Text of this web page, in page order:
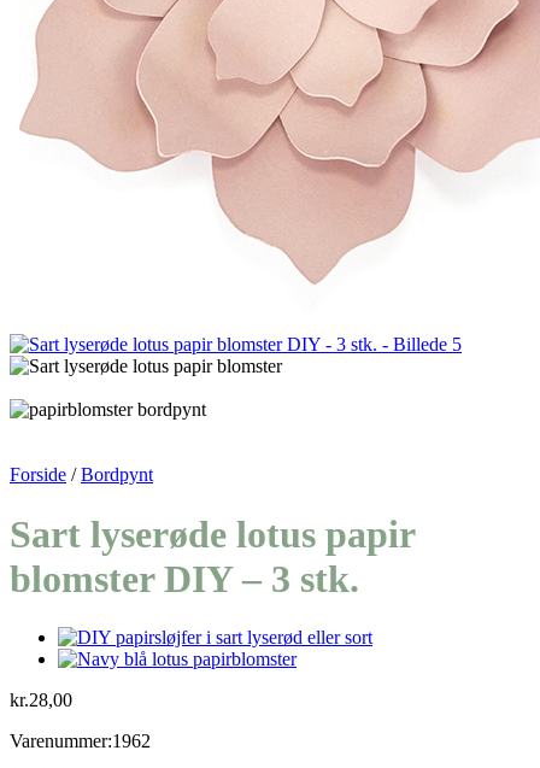
Forside / Bordpynt
Sart lyserøde lotus papir
blomster DIY – 3 stk.
kr.28,00
Varenummer:1962